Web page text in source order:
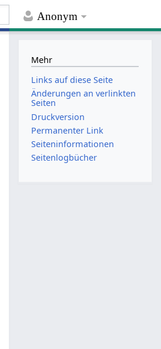
Anonym
Mehr
Links auf diese Seite
Änderungen an verlinkten
Seiten
Druckversion
Permanenter Link
Seiten­­informationen
Seitenlogbücher